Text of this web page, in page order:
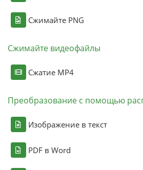
Сжимайте PNG
Сжимайте видеофайлы
Сжатие MP4
Преобразование с помощью
Изображение в текст
PDF в Word